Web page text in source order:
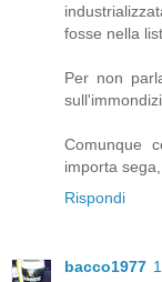
fosse nella
Per non
Comunque
importa
Rispondi
bacco1977